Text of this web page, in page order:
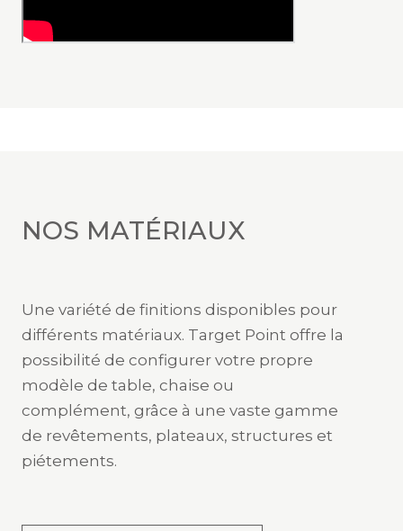
NOS MATÉRIAUX
Une variété de finitions disponibles pour
différents matériaux. Target Point offre la
possibilité de configurer votre propre
modèle de table, chaise ou
complément, grâce à une vaste gamme
de revêtements, plateaux, structures et
piétements.